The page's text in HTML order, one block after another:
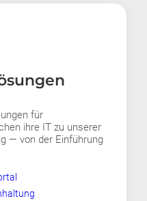
für
ihre IT zu unserer
— von der Einführung